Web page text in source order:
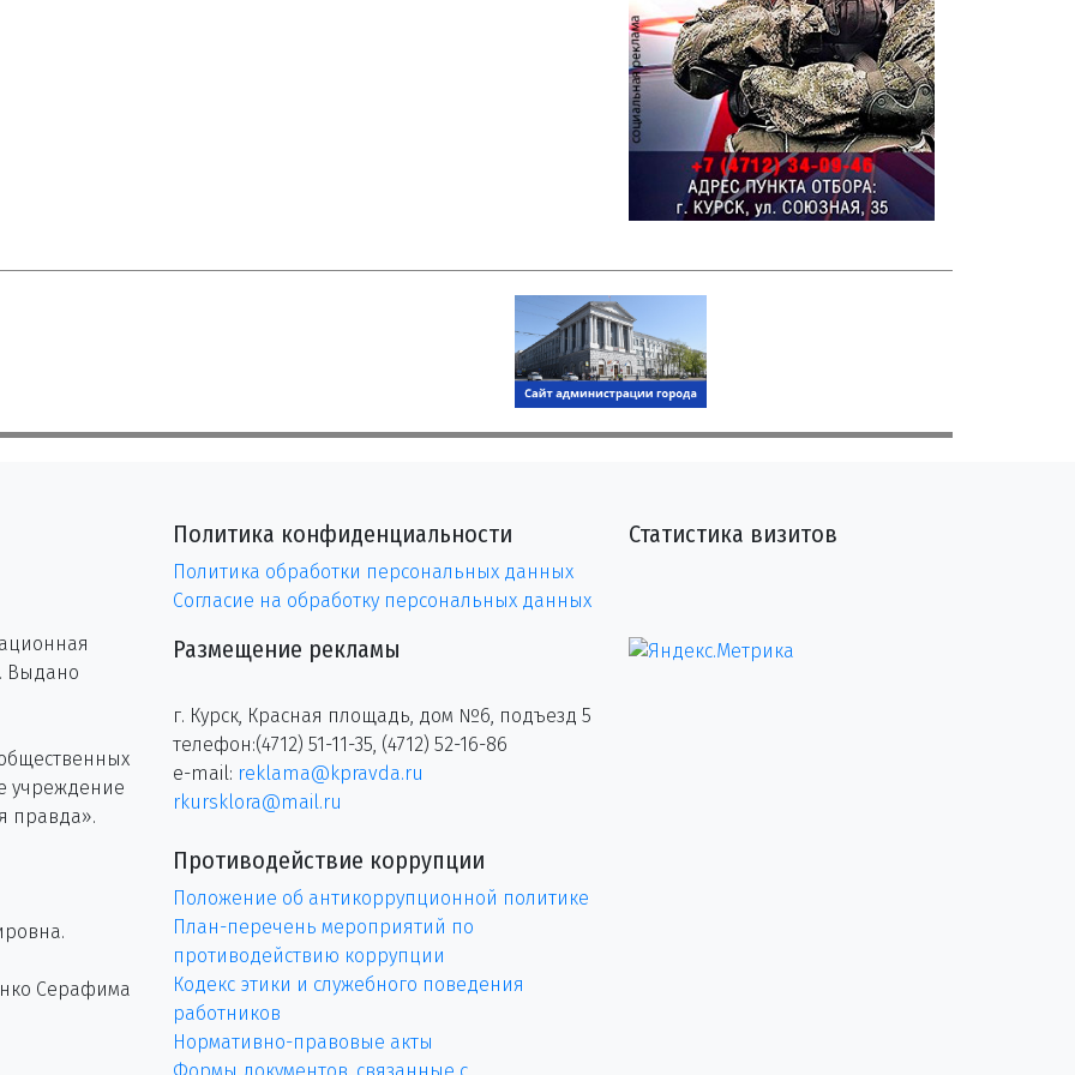
Выдано
учреждение
правда».
Серафима
Политика конфиденциальности
Политика обработки персональных данных
Согласие на обработку персональных данных
Размещение рекламы
г. Курск, Красная площадь, дом №6, подъезд 5
телефон:(4712) 51-11-35, (4712) 52-16-86
e-mail: reklama@kpravda.ru
rkursklora@mail.ru
Противодействие коррупции
Положение об антикоррупционной политике
План-перечень мероприятий по
противодействию коррупции
Кодекс этики и служебного поведения
работников
Нормативно-правовые акты
Статистика визитов